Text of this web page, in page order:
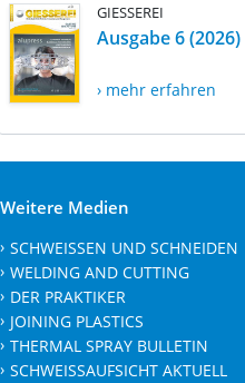
GIESSEREI
Ausgabe 6 (2026)
› mehr erfahren
Weitere Medien
SCHWEISSEN UND SCHNEIDEN
WELDING AND CUTTING
DER PRAKTIKER
JOINING PLASTICS
THERMAL SPRAY BULLETIN
SCHWEISSAUFSICHT AKTUELL